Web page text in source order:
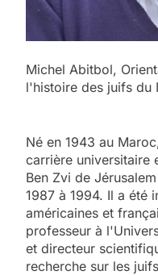
Michel Abitbol,
l'histoire des juifs du
Né en 1943 au
carrière universitaire
Ben Zvi de
1987 à 1994. Il a été
américaines et
professeur à
et directeur
recherche sur les